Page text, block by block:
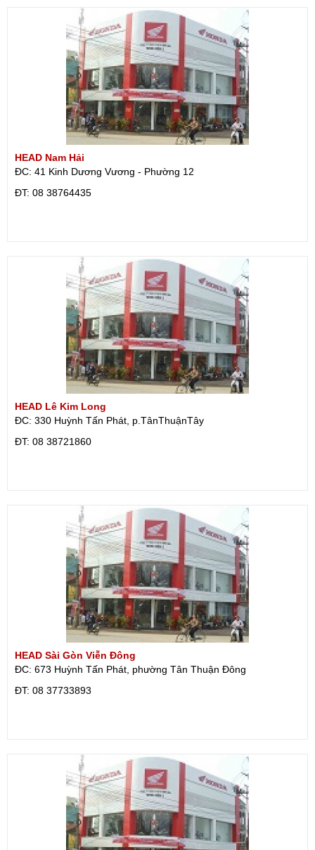
HEAD Nam Hải
ĐC: 41 Kinh Dương Vương - Phường 12
ÐT: 08 38764435
HEAD Lê Kim Long
ĐC: 330 Huỳnh Tấn Phát, p.TânThuậnTây
ÐT: 08 38721860
HEAD Sài Gòn Viễn Đông
ĐC: 673 Huỳnh Tấn Phát, phường Tân Thuận Đông
ÐT: 08 37733893